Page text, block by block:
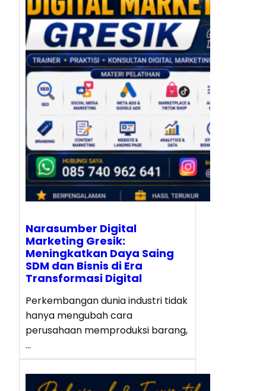
Narasumber Digital
Marketing Gresik:
Meningkatkan Daya Saing
SDM dan Bisnis di Era
Transformasi Digital
Perkembangan dunia industri tidak
hanya mengubah cara
perusahaan memproduksi barang,
…